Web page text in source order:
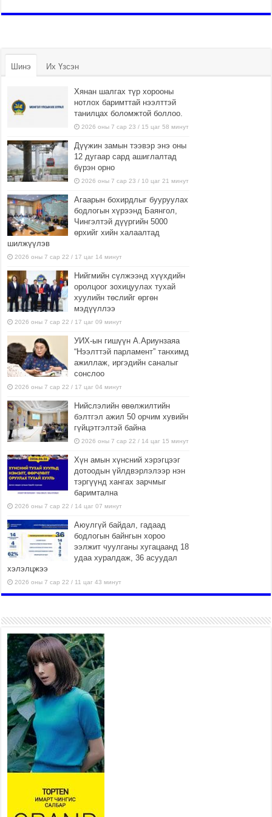
Шинэ Их Үзсэн
Хянан шалгах түр хорооны
нотлох баримттай нээлттэй
танилцах боломжтой боллоо.
2026 оны 7 сар 23 / 15 цаг 58 минут
Дүүжин замын тээвэр энэ оны
12 дугаар сард ашиглалтад
бүрэн орно
2026 оны 7 сар 23 / 10 цаг 21 минут
Агаарын бохирдлыг бууруулах
бодлогын хүрээнд Баянгол,
Чингэлтэй дүүргийн 5000
өрхийг хийн халаалтад
шилжүүлэв
2026 оны 7 сар 22 / 17 цаг 14 минут
Нийгмийн сүлжээнд хүүхдийн
оролцоог зохицуулах тухай
хуулийн төслийг өргөн
мэдүүллээ
2026 оны 7 сар 22 / 17 цаг 09 минут
УИХ-ын гишүүн А.Ариунзаяа
“Нээлттэй парламент” танхимд
ажиллаж, иргэдийн саналыг
сонслоо
2026 оны 7 сар 22 / 17 цаг 04 минут
Нийслэлийн өвөлжилтийн
бэлтгэл ажил 50 орчим хувийн
гүйцэтгэлтэй байна
2026 оны 7 сар 22 / 14 цаг 15 минут
Хүн амын хүнсний хэрэгцээг
дотоодын үйлдвэрлэлээр нэн
тэргүүнд хангах зарчмыг
баримтална
2026 оны 7 сар 22 / 14 цаг 07 минут
Аюулгүй байдал, гадаад
бодлогын байнгын хороо
ээлжит чуулганы хугацаанд 18
удаа хуралдаж, 36 асуудал
хэлэлцжээ
2026 оны 7 сар 22 / 11 цаг 43 минут
боломжтой-Хүүхэд хөгжүүлэх
төв” байгуулах төсөлд төр,
хувийн хэвшлийн түншлэлийн хүрээнд хамтран
ажиллахыг урьж байна
2026 оны 7 сар 22 / 9 цаг 28 минут
Б.Пүрэвдагва: “Урт цагаан”-ыг
залуучууд чөлөөт цагаа
өнгөрүүлдэг, жуулчид зорьж
ирдэг цэг болгоно
2026 оны 7 сар 21 / 16 цаг 47 минут
Тусгай замын автобус /BRT/ төслийн удирдах
хорооны ээлжит хуралдаан боллоо
Ерөнхий сайд Н.Учрал БНХАУ-аас Монгол Улсад
суугаа Элчин сайд Шэнь Миньжюанийг хүлээн